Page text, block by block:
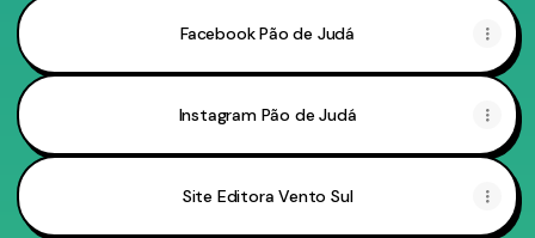
Facebook Pão de Judá
Instagram Pão de Judá
Site Editora Vento Sul